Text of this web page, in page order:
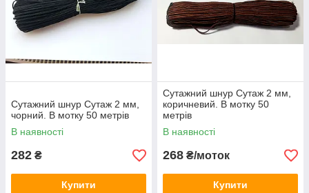
Сутажний шнур Сутаж 2 мм,
чорний. В мотку 50 метрів
В наявності
282 ₴
Купити
Сутажний шнур Сутаж 2 мм,
коричневий. В мотку 50
метрів
В наявності
268 ₴/моток
Купити